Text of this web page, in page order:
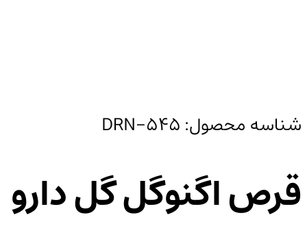
شناسه محصول: DRN-545
قرص اگنوگل گل دارو